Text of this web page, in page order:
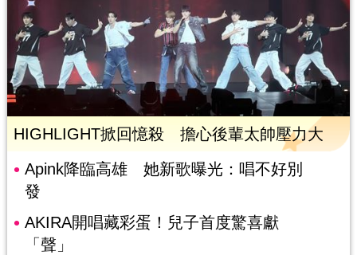
HIGHLIGHT掀回憶殺 擔心後輩太帥壓力大
Apink降臨高雄 她新歌曝光：唱不好別
發
AKIRA開唱藏彩蛋！兒子首度驚喜獻
「聲」